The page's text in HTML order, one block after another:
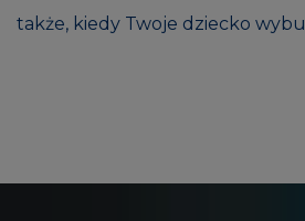
także, kiedy Twoje dziecko